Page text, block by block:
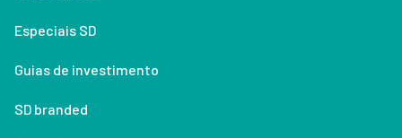
Especiais SD
Guias de investimento
SD branded